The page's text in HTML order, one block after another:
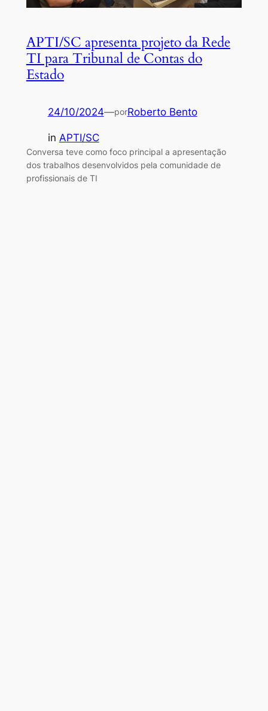
APTI/SC apresenta projeto da Rede
TI para Tribunal de Contas do
Estado
24/10/2024—porRoberto Bento
in APTI/SC
Conversa teve como foco principal a apresentação
dos trabalhos desenvolvidos pela comunidade de
profissionais de TI